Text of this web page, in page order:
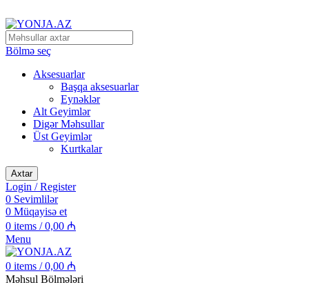
Bölmə seç
Aksesuarlar
Başqa aksesuarlar
Eynəklər
Alt Geyimlər
Digər Məhsullar
Üst Geyimlər
Kurtkalar
Axtar
Login / Register
0 Sevimlilər
0 Müqayisə et
0 items / 0,00 ₼
Menu
0 items / 0,00 ₼
Məhsul Bölmələri